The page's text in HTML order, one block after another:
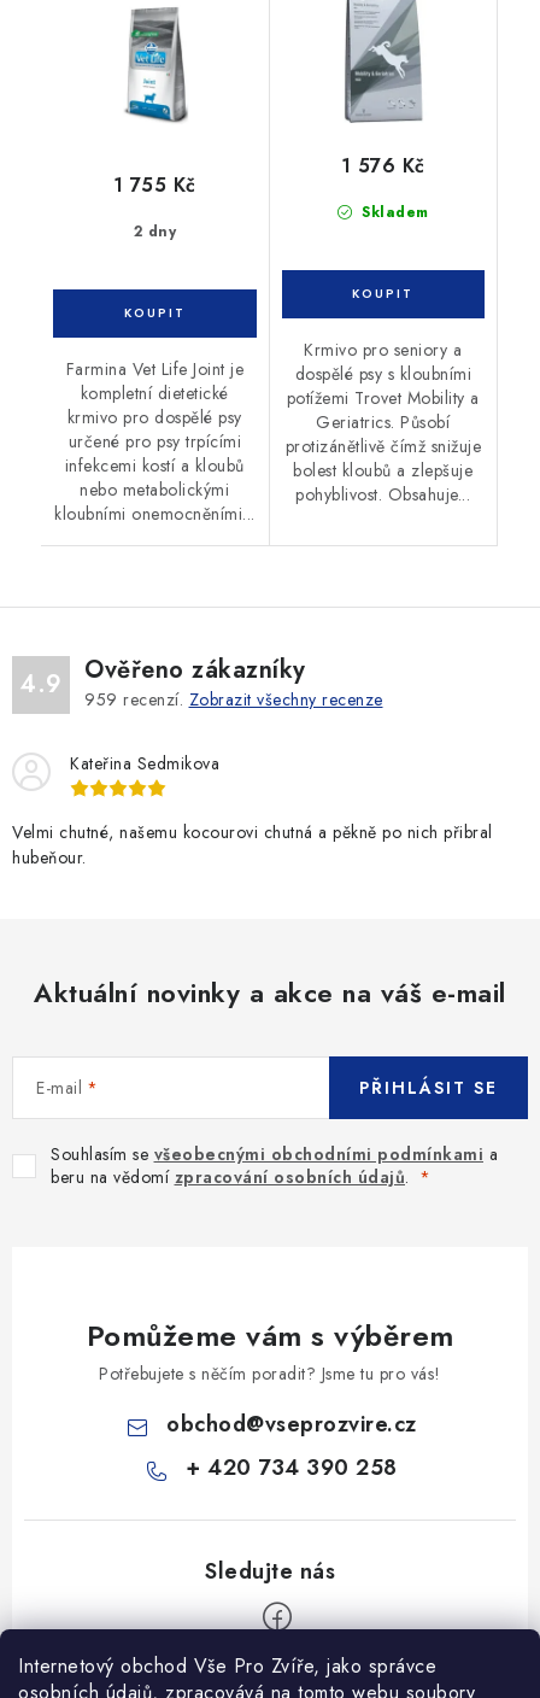
Internetový obchod Vše Pro Zvíře, jako správce
2 dny
1 755 Kč
Farmina Vet Life Joint je
kompletní dietetické
krmivo pro dospělé psy
určené pro psy trpícími
infekcemi kostí a kloubů
nebo metabolickými
kloubními onemocněními...
Skladem
1 576 Kč
Krmivo pro seniory a
dospělé psy s kloubními
potížemi Trovet Mobility a
Geriatrics. Působí
protizánětlivě čímž snižuje
bolest kloubů a zlepšuje
pohyblivost. Obsahuje...
4.9 Ověřeno zákazníky
959 recenzí. Zobrazit všechny recenze
Kateřina Sedmikova
Velmi chutné, našemu kocourovi chutná a pěkně po nich přibral
hubeňour.
Aktuální novinky a akce na váš e-mail
E-mail
Souhlasím se všeobecnými obchodními podmínkami a
beru na vědomí zpracování osobních údajů.
PŘIHLÁSIT SE
Pomůžeme vám s výběrem
Potřebujete s něčím poradit? Jsme tu pro vás!
obchod@vseprozvire.cz
+ 420 734 390 258